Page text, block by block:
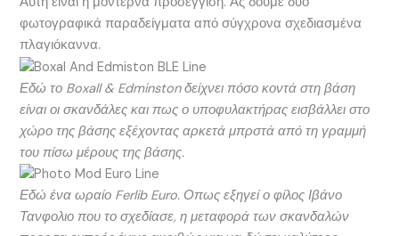
φωτογραφικά παραδείγματα από σύγχρονα σχεδιασμένα
πλαγιόκαννα.
Εδώ το Boxall & Edminston δείχνει πόσο κοντά στη βάση
είναι οι σκανδάλες και πως ο υποφυλακτήρας εισβάλλει στο
χώρο της βάσης εξέχοντας αρκετά μπρστά από τη γραμμή
του πίσω μέρους της βάσης.
Εδώ ένα ωραίο Ferlib Euro. Οπως εξηγεί ο φίλος Ιβάνο
Τανφολιο που το σχεδίασε, η μεταφορά των σκανδαλών